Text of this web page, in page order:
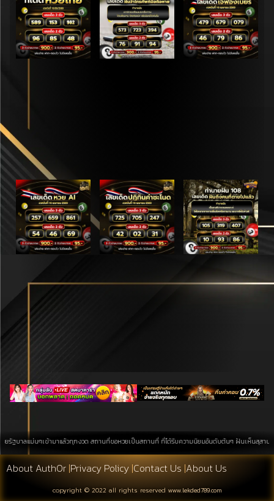
าลแม่นๆเข้ามาแล้วทุกงวด สถานที่ขอหวยเป็นสถานที่ ที่ได้รับความนิยมอันดับต้นๆ ฝันเห็นสุสาน
About Auth0r |Privacy Policy|Contact Us |About Us
copyright © 2022 all rights reserved www.lekded789.com